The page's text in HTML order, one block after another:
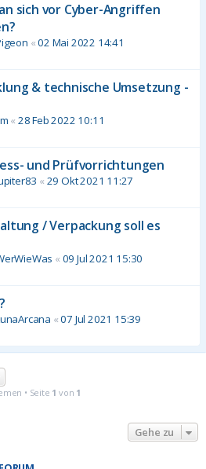
sich vor Cyber-Angriffen
«02 Mai 2022 14:41
& technische Umsetzung -
« 28 Feb 2022 10:11
und Prüfvorrichtungen
« 29 Okt 2021 11:27
/ Verpackung soll es
« 09 Jul 2021 15:30
«07 Jul 2021 15:39
• Seite 1 von 1
Gehe zu